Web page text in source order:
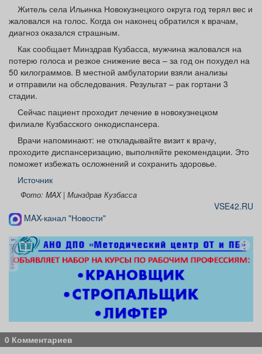
Афиша Обучение Проекты
Товары Поздравления Погода
ТВ программа Я - пенсионер
Житель села Ильинка Новокузнецкого округа год терял вес и
жаловался на голос. Когда он наконец обратился к врачам,
диагноз оказался страшным.
Как сообщает Минздрав Кузбасса, мужчина жаловался на
потерю голоса и резкое снижение веса – за год он похудел на
50 килограммов. В местной амбулатории взяли анализы
и отправили на обследования. Результат – рак гортани 3
стадии.
Сейчас пациент проходит лечение в новокузнецком
филиале Кузбасского онкодиспансера.
Врачи напоминают: не откладывайте визит к врачу,
проходите диспансеризацию, выполняйте рекомендации. Это
поможет избежать осложнений и сохранить здоровье.
Источник
Фото: MAX | Минздрав Кузбасса
VSE42.RU
MAX-канал "Новости"
реклама
0 Комментариев